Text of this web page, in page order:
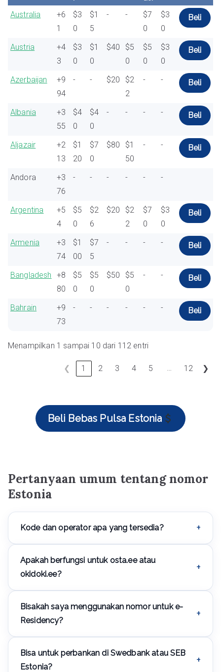
Australia
+6
1
$3
0
$1
5
- -
$7
0
$3
0
Beli
Austria
+4
3
$3
0
$1
0
$40
$5
0
$5
0
$3
0
Beli
Azerbaijan
+9
94
- - $20
$2
2
- - Beli
Albania
+3
55
$4
0
$4
0
- - - - Beli
Aljazair
+2
13
$1
20
$7
0
$80
$1
50
- - Beli
Andora
+3
76
- - - - - -
Argentina
+5
4
$5
0
$2
6
$20
$2
2
$7
0
$3
0
Beli
Armenia
+3
74
$1
00
$7
5
- - - - Beli
Bangladesh
+8
80
$5
0
$5
0
$50
$5
0
- - Beli
Bahrain
+9
73
- - - - - - Beli
Menampilkan 1 sampai 10 dari 112 entri
❮ 1 2 3 4 5 … 12 ❯
Beli Bebas Pulsa Estonia
Pertanyaan umum tentang nomor
Estonia
Kode dan operator apa yang tersedia?
Elisa Estonia, Tele2 Estonia.
Apakah berfungsi untuk osta.ee atau
okidoki.ee?
Bisakah saya menggunakan nomor untuk e-
Residency?
nomor.
Bisa untuk perbankan di Swedbank atau SEB
Estonia?